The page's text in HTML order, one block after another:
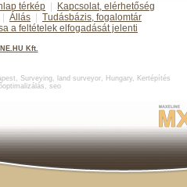
térkép
Kapcsolat, elérhetőség
Állás
Tudásbázis, fogalomtár
a feltételek elfogadását jelenti
Kft.
, Surveying, land surveyor, Hungary, Kertépítés
, seo